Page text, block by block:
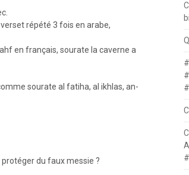
répété 3 fois en arabe,
en français, sourate la caverne a
sourate al fatiha, al ikhlas, an-
du faux messie ?